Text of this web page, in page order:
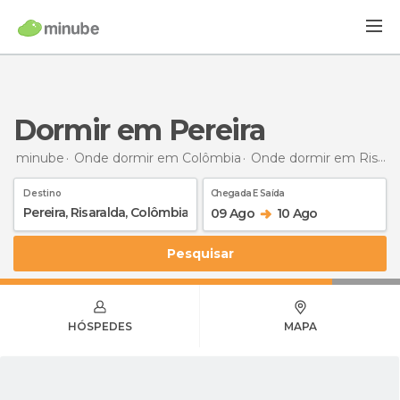
Dormir em Pereira
minube Onde dormir em Colômbia Onde dormir em Risaralda
Destino Chegada E Saída
09 Ago 10 Ago
Pesquisar
HÓSPEDES MAPA